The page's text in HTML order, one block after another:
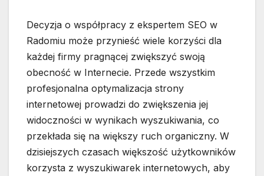
Decyzja o współpracy z ekspertem SEO w
Radomiu może przynieść wiele korzyści dla
każdej firmy pragnącej zwiększyć swoją
obecność w Internecie. Przede wszystkim
profesjonalna optymalizacja strony
internetowej prowadzi do zwiększenia jej
widoczności w wynikach wyszukiwania, co
przekłada się na większy ruch organiczny. W
dzisiejszych czasach większość użytkowników
korzysta z wyszukiwarek internetowych, aby